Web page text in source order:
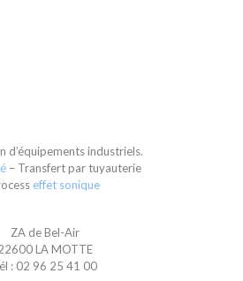
d’équipements industriels.
– Transfert par tuyauterie
effet sonique
ZA de Bel-Air
LA MOTTE
: 02 96 25 41 00